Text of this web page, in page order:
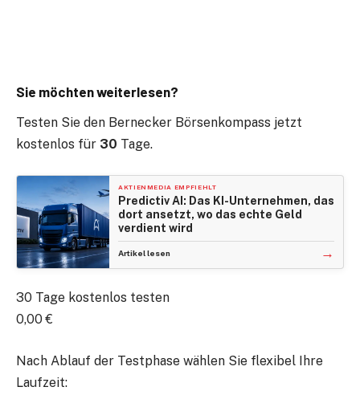
Sie möchten weiterlesen?
Testen Sie den Bernecker Börsenkompass jetzt
kostenlos für 30 Tage.
AKTIENMEDIA EMPFIEHLT
Predictiv AI: Das KI-Unternehmen, das
dort ansetzt, wo das echte Geld
verdient wird
Artikel lesen →
30 Tage kostenlos testen
0,00 €
Nach Ablauf der Testphase wählen Sie flexibel Ihre
Laufzeit: